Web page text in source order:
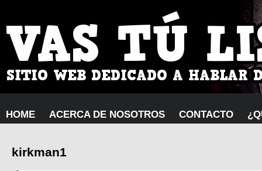
HOME ACERCA DE NOSOTROS CONTACTO
kirkman1